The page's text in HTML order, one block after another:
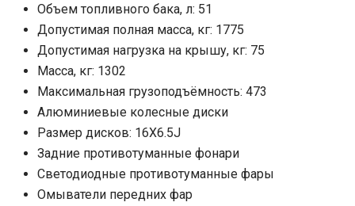
Объем топливного бака, л: 51
Допустимая полная масса, кг: 1775
Допустимая нагрузка на крышу, кг: 75
Масса, кг: 1302
Максимальная грузоподъёмность: 473
Алюминиевые колесные диски
Размер дисков: 16X6.5J
Задние противотуманные фонари
Светодиодные противотуманные фары
Омыватели передних фар